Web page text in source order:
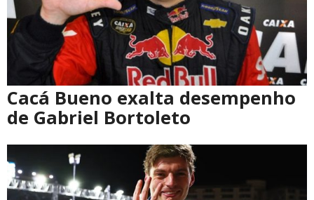
Cacá Bueno exalta desempenho
de Gabriel Bortoleto